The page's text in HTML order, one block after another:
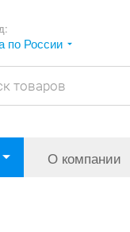
по России
О компании